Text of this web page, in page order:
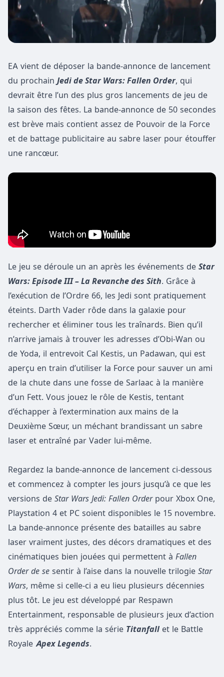
EA vient de déposer la bande-annonce de lancement
du prochain Jedi de Star Wars: Fallen Order, qui
devrait être l’un des plus gros lancements de jeu de
la saison des fêtes. La bande-annonce de 50 secondes
est brève mais contient assez de Pouvoir de la Force
et de battage publicitaire au sabre laser pour étouffer
une rancœur.
Le jeu se déroule un an après les événements de Star
Wars: Episode III – La Revanche des Sith. Grâce à
l’exécution de l’Ordre 66, les Jedi sont pratiquement
éteints. Darth Vader rôde dans la galaxie pour
rechercher et éliminer tous les traînards. Bien qu’il
n’arrive jamais à trouver les adresses d’Obi-Wan ou
de Yoda, il entrevoit Cal Kestis, un Padawan, qui est
aperçu en train d’utiliser la Force pour sauver un ami
de la chute dans une fosse de Sarlaac à la manière
d’un Fett. Vous jouez le rôle de Kestis, tentant
d’échapper à l’extermination aux mains de la
Deuxième Sœur, un méchant brandissant un sabre
laser et entraîné par Vader lui-même.
Regardez la bande-annonce de lancement ci-dessous
et commencez à compter les jours jusqu’à ce que les
versions de Star Wars Jedi: Fallen Orderpour Xbox One,
Playstation 4 et PC soient disponibles le 15 novembre.
La bande-annonce présente des batailles au sabre
laser vraiment justes, des décors dramatiques et des
cinématiques bien jouées qui permettent à Fallen
Order de se sentir à l’aise dans la nouvelle trilogie Star
Wars, même si celle-ci a eu lieu plusieurs décennies
plus tôt. Le jeu est développé par Respawn
Entertainment, responsable de plusieurs jeux d’action
très appréciés comme la série Titanfall et le Battle
Royale Apex Legends.